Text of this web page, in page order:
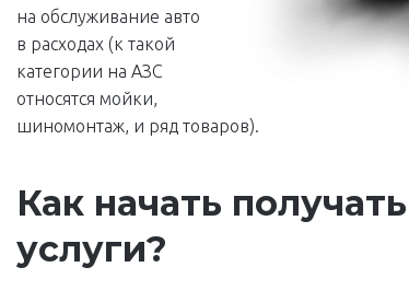
на обслуживание авто
в расходах (к такой
категории на АЗС
относятся мойки,
шиномонтаж, и ряд товаров).
Как начать
услуги?